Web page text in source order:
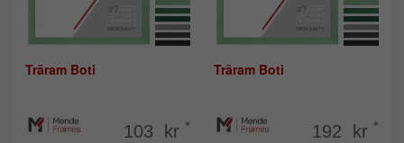
Träram Boti
103 kr *
Träram Boti
192 kr *